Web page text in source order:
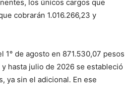
los únicos cargos que
cobrarán 1.016.266,23 y
de agosto en 871.530,07 pesos
hasta julio de 2026 se estableció
ya sin el adicional. En ese